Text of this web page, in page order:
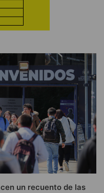
un recuento de las